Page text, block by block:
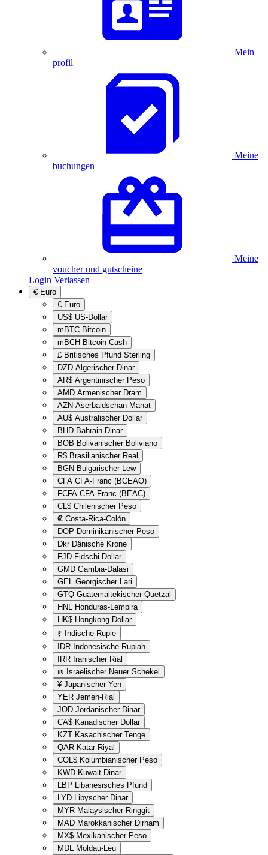
Mein
profil
Meine
buchungen
Meine
voucher und gutscheine
Login Verlassen
€ Euro
€ Euro
US$ US-Dollar
mBTC Bitcoin
mBCH Bitcoin Cash
£ Britisches Pfund Sterling
DZD Algerischer Dinar
AR$ Argentinischer Peso
AMD Armenischer Dram
AZN Aserbaidschan-Manat
AU$ Australischer Dollar
BHD Bahrain-Dinar
BOB Bolivanischer Boliviano
R$ Brasilianischer Real
BGN Bulgarischer Lew
CFA CFA-Franc (BCEAO)
FCFA CFA-Franc (BEAC)
CL$ Chilenischer Peso
₡ Costa-Rica-Colón
DOP Dominikanischer Peso
Dkr Dänische Krone
FJD Fidschi-Dollar
GMD Gambia-Dalasi
GEL Georgischer Lari
GTQ Guatemaltekischer Quetzal
HNL Honduras-Lempira
HK$ Hongkong-Dollar
₹ Indische Rupie
IDR Indonesische Rupiah
IRR Iranischer Rial
₪ Israelischer Neuer Schekel
¥ Japanischer Yen
YER Jemen-Rial
JOD Jordanischer Dinar
CA$ Kanadischer Dollar
KZT Kasachischer Tenge
QAR Katar-Riyal
COL$ Kolumbianischer Peso
KWD Kuwait-Dinar
LBP Libanesisches Pfund
LYD Libyscher Dinar
MYR Malaysischer Ringgit
MAD Marokkanischer Dirham
MX$ Mexikanischer Peso
MDL Moldau-Leu